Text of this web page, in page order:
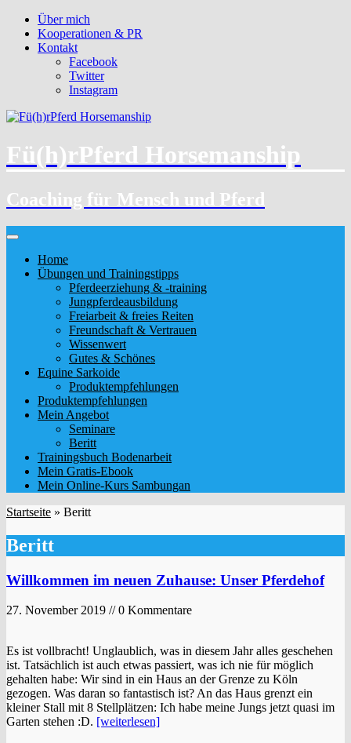
Über mich
Kooperationen & PR
Kontakt
Facebook
Twitter
Instagram
Fü(h)rPferd Horsemanship
Coaching für Mensch und Pferd
Home
Übungen und Trainingstipps
Pferdeerziehung & -training
Jungpferdeausbildung
Freiarbeit & freies Reiten
Freundschaft & Vertrauen
Wissenwert
Gutes & Schönes
Equine Sarkoide
Produktempfehlungen
Produktempfehlungen
Mein Angebot
Seminare
Beritt
Trainingsbuch Bodenarbeit
Mein Gratis-Ebook
Mein Online-Kurs Sambungan
Startseite » Beritt
Beritt
Willkommen im neuen Zuhause: Unser Pferdehof
27. November 2019 // 0 Kommentare
Es ist vollbracht! Unglaublich, was in diesem Jahr alles geschehen
ist. Tatsächlich ist auch etwas passiert, was ich nie für möglich
gehalten habe: Wir sind in ein Haus an der Grenze zu Köln
gezogen. Was daran so fantastisch ist? An das Haus grenzt ein
kleiner Stall mit 8 Stellplätzen: Ich habe meine Jungs jetzt quasi im
Garten stehen :D. [weiterlesen]